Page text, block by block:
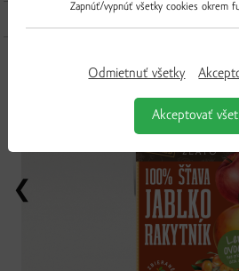
Ďalšie produkty z
Zapnúť/vypnúť všetky cookies okrem
Odmietnuť všetky
Akceptovať